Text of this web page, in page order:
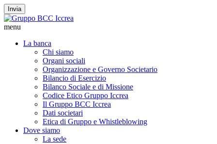
Invia
menu
La banca
Chi siamo
Organi sociali
Organizzazione e Governo Societario
Bilancio di Esercizio
Bilanco Sociale e di Missione
Codice Etico Gruppo Iccrea
Il Gruppo BCC Iccrea
Dati societari
Etica di Gruppo e Whistleblowing
Dove siamo
La sede